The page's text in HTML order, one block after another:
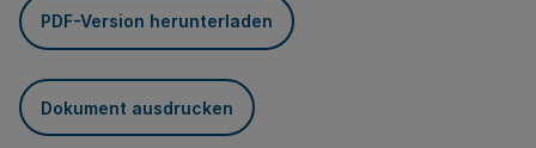
PDF-Version herunterladen
Dokument ausdrucken